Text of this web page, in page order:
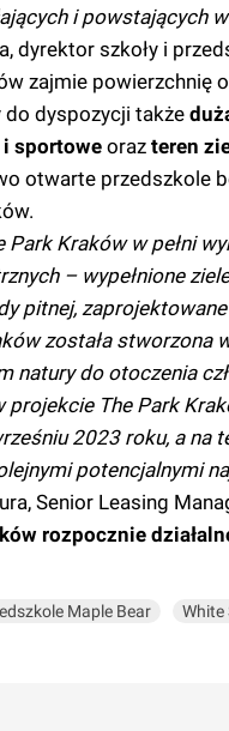
i powstających
dyrektor szkoły i
zajmie powierzchnię
do dyspozycji także
sportowe oraz teren
otwarte przedszkole
Park Kraków w pełni
– wypełnione
pitnej,
została
natury do otoczenia
The Park
2023 roku, a
potencjalnymi
Senior Leasing
rozpocznie
Maple Bear White